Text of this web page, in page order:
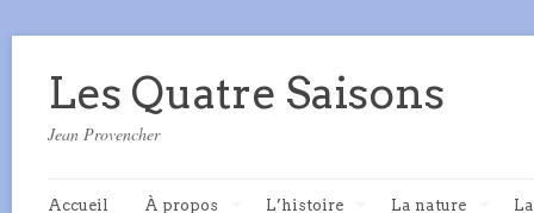
Les Quatre Saisons
Jean Provencher
Accueil À propos L’histoire La nature